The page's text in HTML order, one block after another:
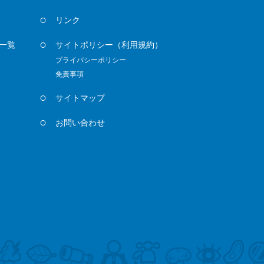
覧
リンク
サイトポリシー （利用規約）
プライバシーポリシー
免責事項
サイトマップ
お問い合わせ